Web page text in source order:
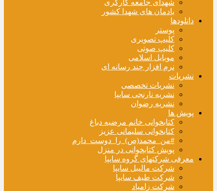
شهدای جامعه کارگری
یادمان های شهدا کشور
دانلودها
پوستر
کلیپ تصویری
کلیپ صوتی
موبایل اسلامی
نرم افزار چند رسانه ای
نشریات
نشریات تخصصی
نشریه نارنجی سایپا
نشریه رضوان
پویش ها
کتابخوانی خانم مرضیه دباغ
کتابخوانی سلیمانی عزیز
#من_محمد(ص)_را_دوست_دارم
پویش کتابخوانی در منزل
معرفی شرکتهای گروه سایپا
شرکت مالیبل سایپا
شرکت طیف سایپا
شرکت زامیاد